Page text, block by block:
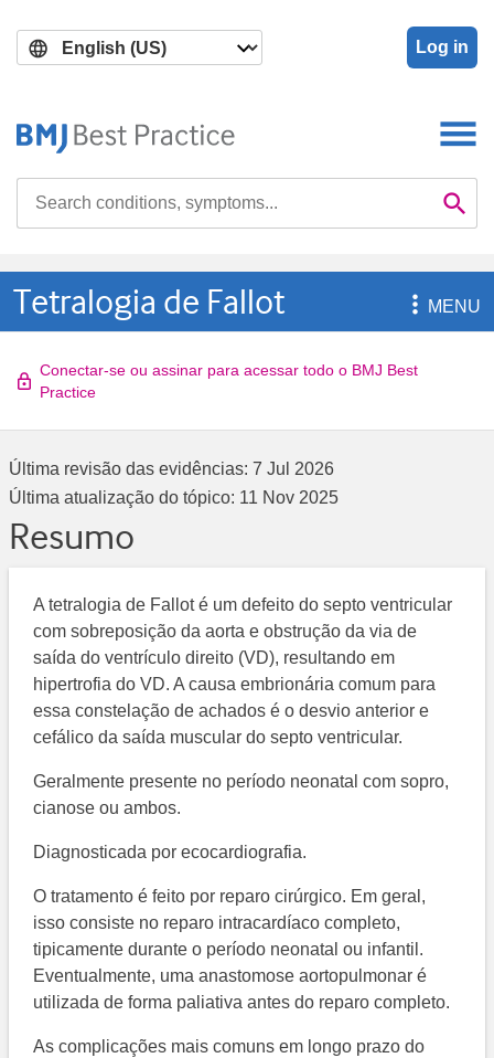
main
search
Log in

Tetralogia de Fallot MENU
Conectar-se ou assinar para acessar todo o BMJ Best
Practice
Última revisão das evidências: 7 Jul 2026
Última atualização do tópico: 11 Nov 2025
Resumo
A tetralogia de Fallot é um defeito do septo ventricular
com sobreposição da aorta e obstrução da via de
saída do ventrículo direito (VD), resultando em
hipertrofia do VD. A causa embrionária comum para
essa constelação de achados é o desvio anterior e
cefálico da saída muscular do septo ventricular.
Geralmente presente no período neonatal com sopro,
cianose ou ambos.
Diagnosticada por ecocardiografia.
O tratamento é feito por reparo cirúrgico. Em geral,
isso consiste no reparo intracardíaco completo,
tipicamente durante o período neonatal ou infantil.
Eventualmente, uma anastomose aortopulmonar é
utilizada de forma paliativa antes do reparo completo.
As complicações mais comuns em longo prazo do